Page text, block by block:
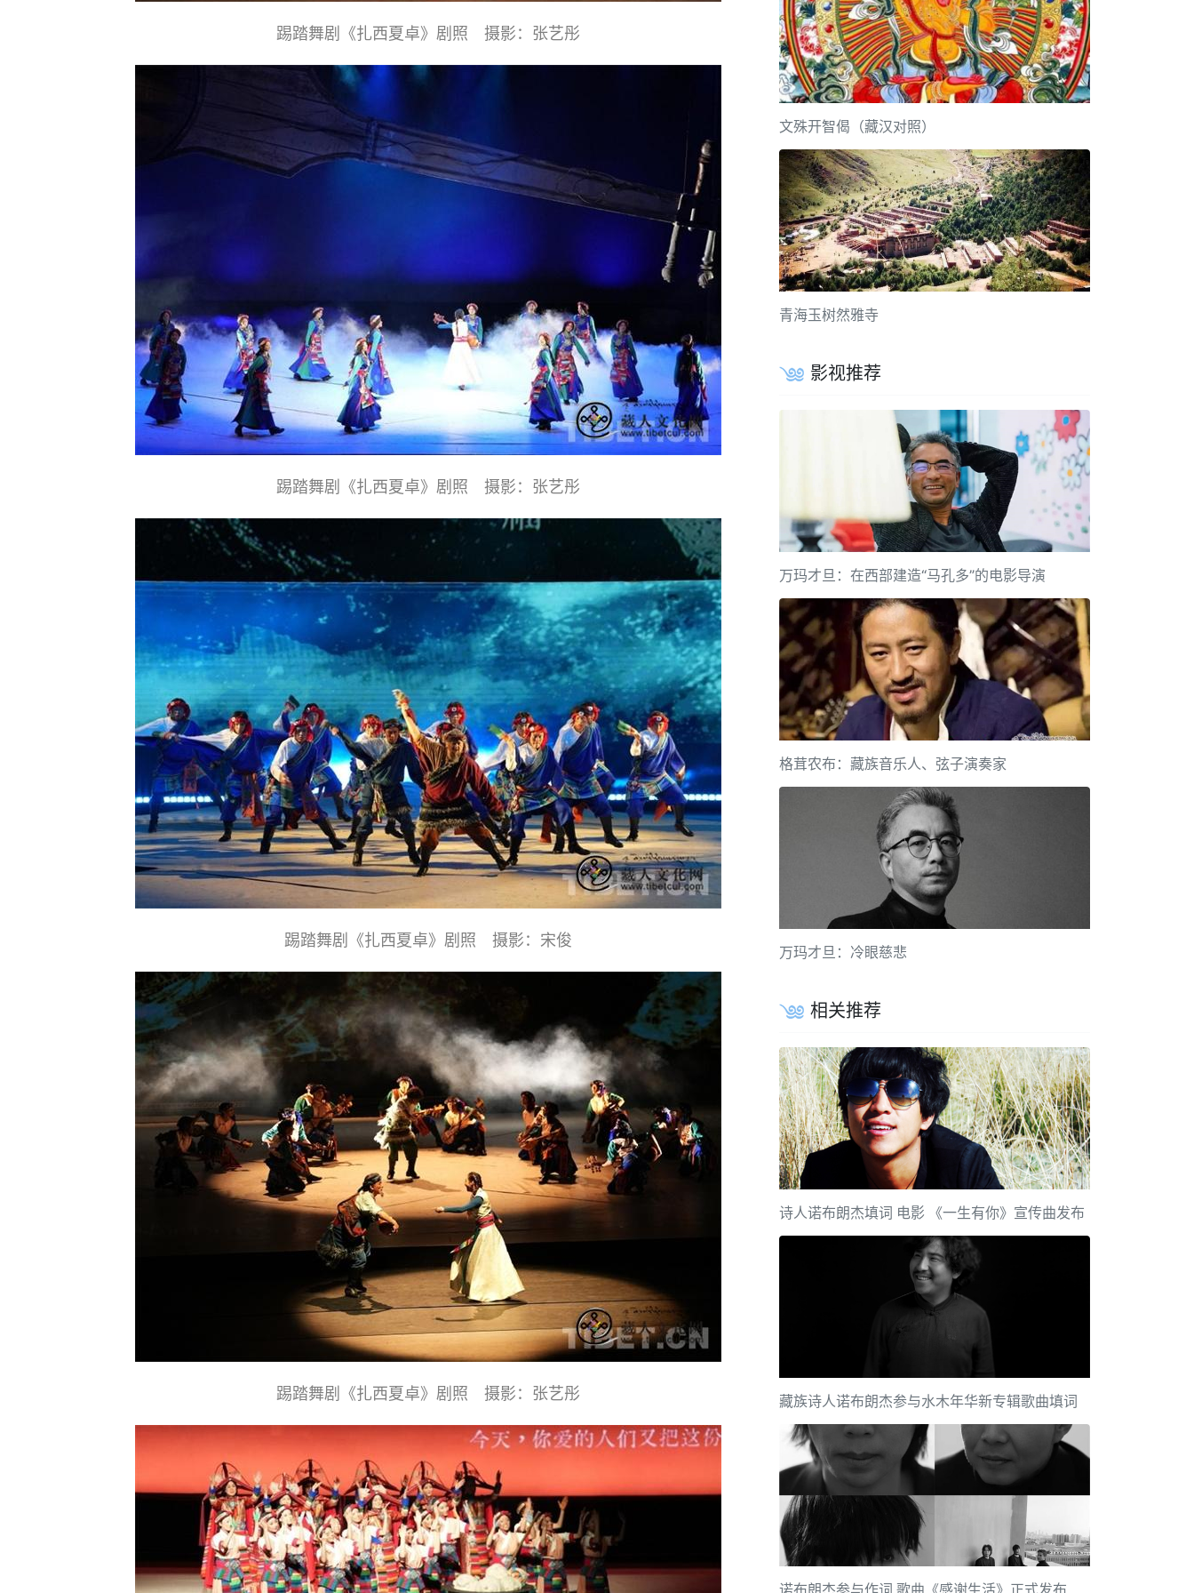
踢踏舞剧《扎西夏卓》剧照 摄影：张艺彤
踢踏舞剧《扎西夏卓》剧照 摄影：张艺彤
踢踏舞剧《扎西夏卓》剧照 摄影：宋俊
踢踏舞剧《扎西夏卓》剧照 摄影：张艺彤
文殊开智偈（藏汉对照）
青海玉树然雅寺
影视推荐
万玛才旦：在西部建造“马孔多”的电影导演
格茸农布：藏族音乐人、弦子演奏家
万玛才旦：冷眼慈悲
相关推荐
诗人诺布朗杰填词 电影 《一生有你》宣传曲发布
藏族诗人诺布朗杰参与水木年华新专辑歌曲填词
诺布朗杰参与作词 歌曲《感谢生活》正式发布